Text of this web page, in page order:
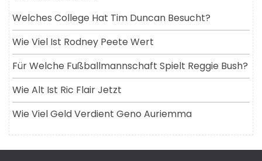
Welches College Hat Tim Duncan Besucht?
Wie Viel Ist Rodney Peete Wert
Für Welche Fußballmannschaft Spielt Reggie Bush?
Wie Alt Ist Ric Flair Jetzt
Wie Viel Geld Verdient Geno Auriemma